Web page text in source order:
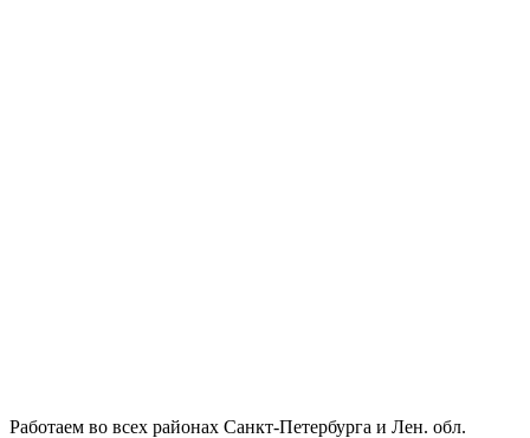
Работаем во всех районах Санкт-Петербурга и Лен. обл.